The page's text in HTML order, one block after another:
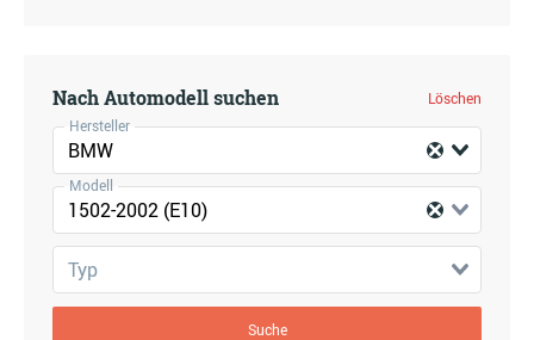
Nach Automodell suchen
Löschen
Hersteller
BMW
Modell
1502-2002 (E10)
Typ
Suche